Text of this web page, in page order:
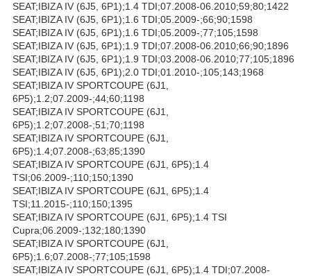
SEAT;IBIZA IV (6J5, 6P1);1.4 TDI;07.2008-06.2010;59;80;1422
SEAT;IBIZA IV (6J5, 6P1);1.6 TDI;05.2009-;66;90;1598
SEAT;IBIZA IV (6J5, 6P1);1.6 TDI;05.2009-;77;105;1598
SEAT;IBIZA IV (6J5, 6P1);1.9 TDI;07.2008-06.2010;66;90;1896
SEAT;IBIZA IV (6J5, 6P1);1.9 TDI;03.2008-06.2010;77;105;1896
SEAT;IBIZA IV (6J5, 6P1);2.0 TDI;01.2010-;105;143;1968
SEAT;IBIZA IV SPORTCOUPE (6J1,
6P5);1.2;07.2009-;44;60;1198
SEAT;IBIZA IV SPORTCOUPE (6J1,
6P5);1.2;07.2008-;51;70;1198
SEAT;IBIZA IV SPORTCOUPE (6J1,
6P5);1.4;07.2008-;63;85;1390
SEAT;IBIZA IV SPORTCOUPE (6J1, 6P5);1.4
TSI;06.2009-;110;150;1390
SEAT;IBIZA IV SPORTCOUPE (6J1, 6P5);1.4
TSI;11.2015-;110;150;1395
SEAT;IBIZA IV SPORTCOUPE (6J1, 6P5);1.4 TSI
Cupra;06.2009-;132;180;1390
SEAT;IBIZA IV SPORTCOUPE (6J1,
6P5);1.6;07.2008-;77;105;1598
SEAT;IBIZA IV SPORTCOUPE (6J1, 6P5);1.4 TDI;07.2008-